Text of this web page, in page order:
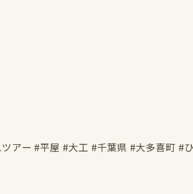
アー #平屋 #大工 #千葉県 #大多喜町 #